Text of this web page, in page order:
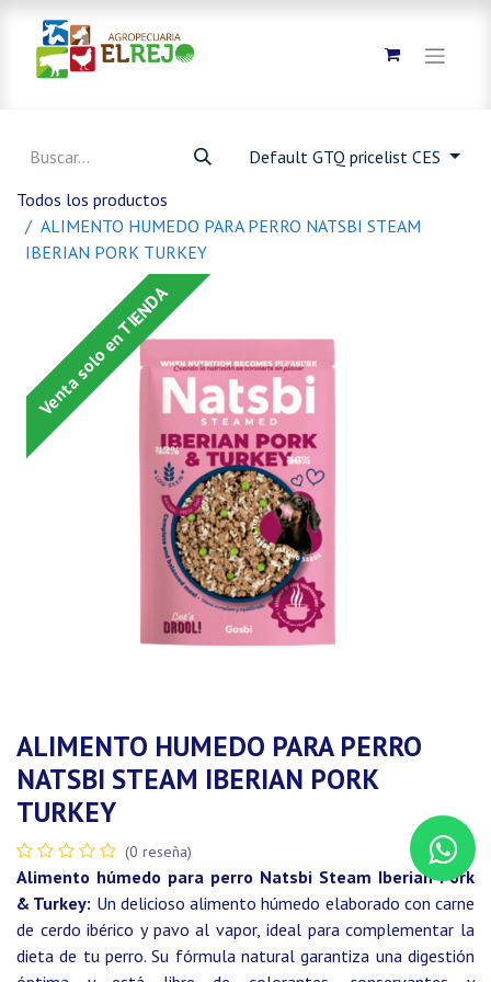
Default GTQ pricelist CES
Todos los productos
ALIMENTO HUMEDO PARA PERRO NATSBI STEAM
IBERIAN PORK TURKEY
Venta solo en TIENDA
ALIMENTO HUMEDO PARA PERRO
NATSBI STEAM IBERIAN PORK
TURKEY
(0 reseña)
Alimento húmedo para perro Natsbi Steam Iberian Pork
& Turkey: Un delicioso alimento húmedo elaborado con carne
de cerdo ibérico y pavo al vapor, ideal para complementar la
dieta de tu perro. Su fórmula natural garantiza una digestión